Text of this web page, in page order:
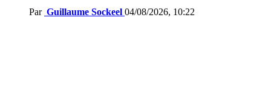
Par Guillaume Sockeel 04/08/2026, 10:22